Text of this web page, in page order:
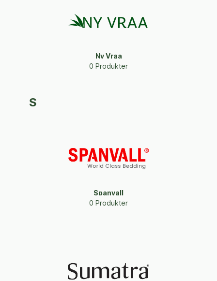
Ny Vraa
0 Produkter
S
Spanvall
0 Produkter